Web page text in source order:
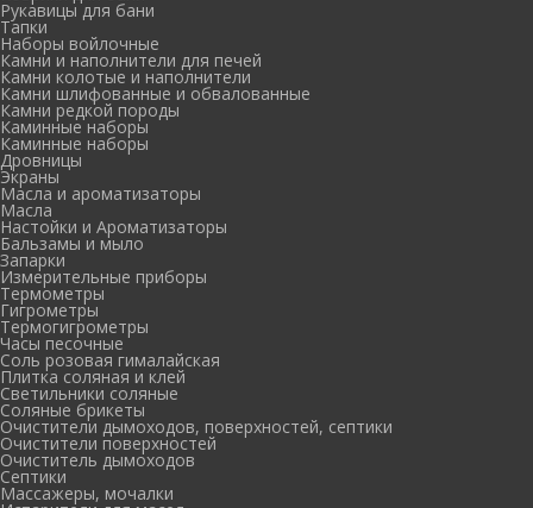
Рукавицы для бани
Тапки
Наборы войлочные
Камни и наполнители для печей
Камни колотые и наполнители
Камни шлифованные и обвалованные
Камни редкой породы
Каминные наборы
Каминные наборы
Дровницы
Экраны
Масла и ароматизаторы
Масла
Настойки и Ароматизаторы
Бальзамы и мыло
Запарки
Измерительные приборы
Термометры
Гигрометры
Термогигрометры
Часы песочные
Соль розовая гималайская
Плитка соляная и клей
Светильники соляные
Соляные брикеты
Очистители дымоходов, поверхностей, септики
Очистители поверхностей
Очиститель дымоходов
Септики
Массажеры, мочалки